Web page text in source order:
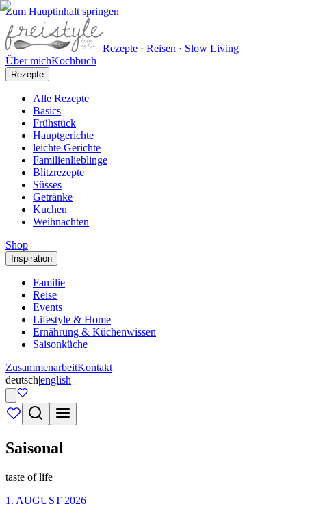
Zum Hauptinhalt springen
Rezepte · Reisen · Slow Living
Über michKochbuch
Rezepte
Alle Rezepte
Basics
Frühstück
Hauptgerichte
leichte Gerichte
Familienlieblinge
Blitzrezepte
Süsses
Getränke
Kuchen
Weihnachten
Shop
Inspiration
Familie
Reise
Events
Lifestyle & Home
Ernährung & Küchenwissen
Saisonküche
ZusammenarbeitKontakt
deutsch|english
Saisonal
taste of life
1. AUGUST 2026